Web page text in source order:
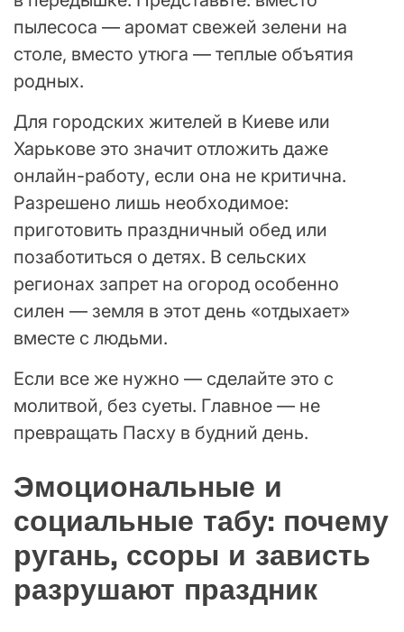
пылесоса — аромат свежей зелени на
столе, вместо утюга — теплые объятия
родных.
Для городских жителей в Киеве или
Харькове это значит отложить даже
онлайн-работу, если она не критична.
Разрешено лишь необходимое:
приготовить праздничный обед или
позаботиться о детях. В сельских
регионах запрет на огород особенно
силен — земля в этот день «отдыхает»
вместе с людьми.
Если все же нужно — сделайте это с
молитвой, без суеты. Главное — не
превращать Пасху в будний день.
Эмоциональные и
социальные табу: почему
ругань, ссоры и зависть
разрушают праздник